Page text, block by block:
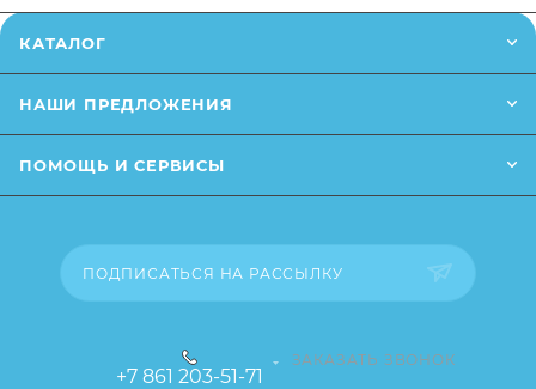
от описания и изображения, размещенного на
изменения в дизайне или упаковке и т.д., не
товара), при этом основные потребительские
КАТАЛОГ
НАШИ ПРЕДЛОЖЕНИЯ
ПОМОЩЬ И СЕРВИСЫ
ПОДПИСАТЬСЯ НА РАССЫЛКУ
+7 861 203-51-71
ЗАКАЗАТЬ ЗВОНОК